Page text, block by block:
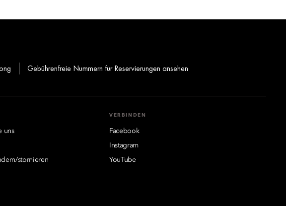
Gebührenfreie Nummern für Reservierungen ansehen
uns
stornieren
VERBINDEN
Facebook
Instagram
YouTube